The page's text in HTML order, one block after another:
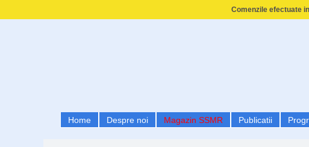
Comenzile efectuate
Home Despre noi Magazin SSMR Publicatii